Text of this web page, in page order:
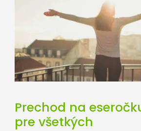
Prechod na
pre všetkých